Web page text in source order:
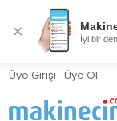
× İyi bir
Üye Girişi Üye Ol